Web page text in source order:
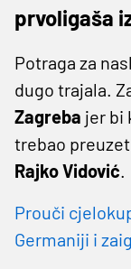
prvoligaša
Potraga za
dugo trajala.
Zagreba jer bi
trebao
RajkoVidović.
Prouči
Germaniji i